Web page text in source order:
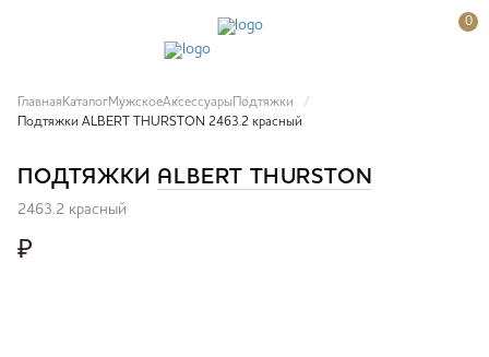
0
Главная КаталогМужскоеАксессуары Подтяжки
Подтяжки ALBERT THURSTON 2463.2 красный
ПОДТЯЖКИ ALBERT THURSTON
2463.2 красный
₽